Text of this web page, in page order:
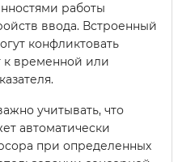
работы
ввода. Встроенный
конфликтовать
к временной или
учитывать, что
автоматически
при определенных